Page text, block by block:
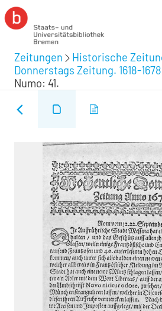
Zeitungen Historische
Donnerstags Zeitung. 1618-1678
Numo: 41.